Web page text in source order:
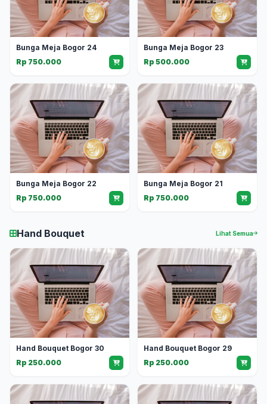
Bunga Meja Bogor 24
Rp 750.000
Bunga Meja Bogor 23
Rp 500.000
Bunga Meja Bogor 22
Rp 750.000
Bunga Meja Bogor 21
Rp 750.000
Hand Bouquet Lihat Semua
Hand Bouquet Bogor 30
Rp 250.000
Hand Bouquet Bogor 29
Rp 250.000